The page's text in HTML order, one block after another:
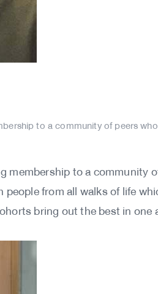
to a community of peers
membership to a
from all walks of life
bring out the best in one